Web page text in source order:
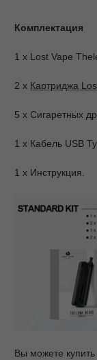
Комплектация
1 х Lost Vape
2 x Картриджа
5 x Сигаретных
1 х Кабель USB
1 x Инструкция.
Вы можете